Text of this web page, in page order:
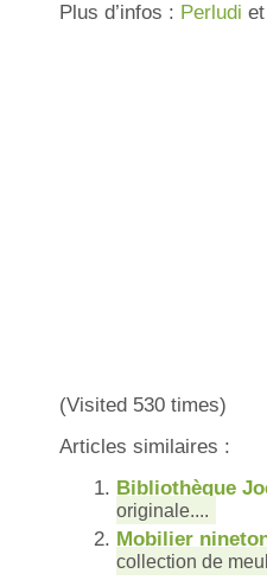
Plus d’infos : Perludi et
(Visited 530 times)
Articles similaires :
Bibliothèque
originale....
Mobilier
collection de